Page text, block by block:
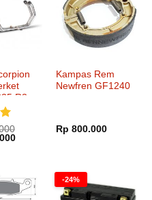
R3
Harga
Rp 7.020.000.
Kampas Rem
Newfren GF1240
Rp 800.000
-24%